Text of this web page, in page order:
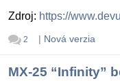
Zdroj: https://
2 | Nová verzia
MX-25 “Infinity”